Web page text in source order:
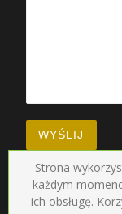
Strona
każdym
ich obsługę.